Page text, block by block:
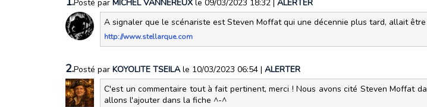
Posté par MICHEL VANNEREUX le 09/03/2023 18:32 | ALERTER
A signaler que le scénariste est Steven Moffat qui une décennie plus tard, allait
http://www.stellarque.com
2.Posté par KOYOLITE TSEILAle 10/03/2023 06:54 | ALERTER
C'est un commentaire tout à fait pertinent, merci ! Nous avons cité Steven Moffat
allons l'ajouter dans la fiche ^-^